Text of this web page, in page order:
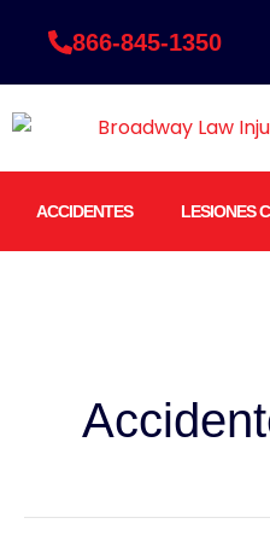
866-845-1350
ACCIDENTES LESIONES